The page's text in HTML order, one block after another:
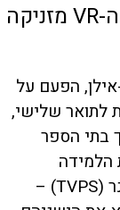
אפילו יותר מנייר ומחשב: סביבת ה-VR מזניקה
הפעם על
לתואר שלישי,
בתי הספר
הלמידה
במציאות מדומה על ההישגים במבחן גרדנר (TVPS) –